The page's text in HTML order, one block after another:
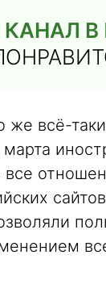
В
же всё-
все